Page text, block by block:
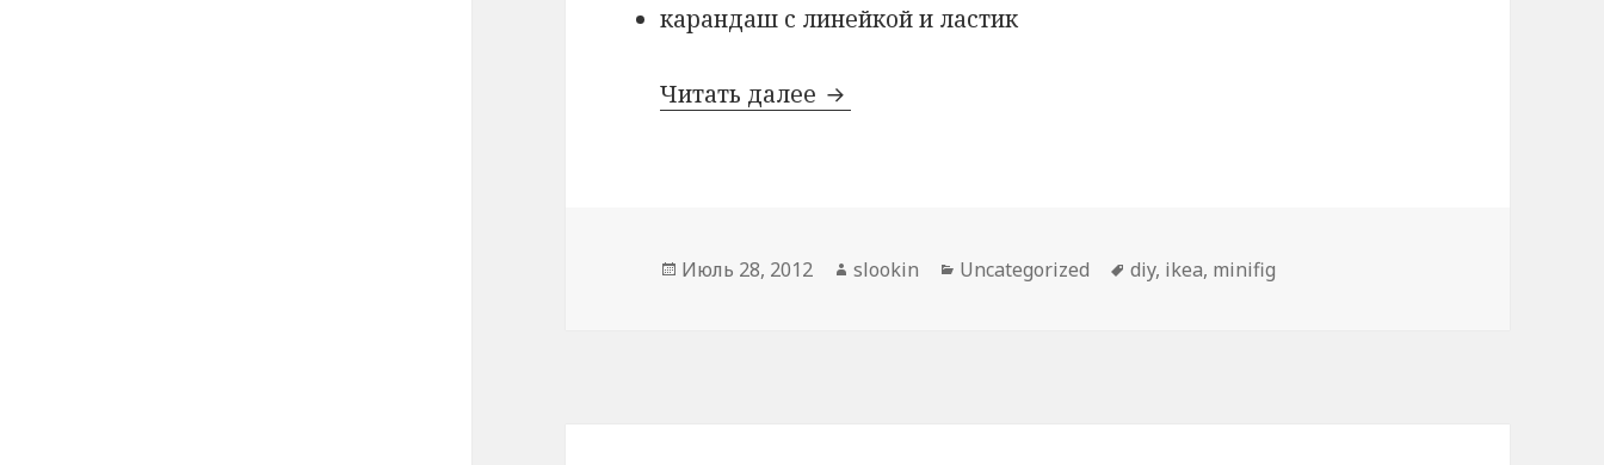
карандаш с линейкой и ластик
Читать далее Витрина для минифигур
Опубликовано
Июль 28, 2012 Автор
slookin Рубрики
Uncategorized Метки
diy, ikea, minifig